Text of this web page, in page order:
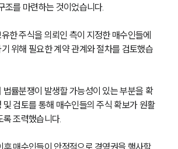
조를 마련하는 것이었습니다.
한 주식을 의뢰인 측이 지정한 매수인들에
위해 필요한 계약 관계와 절차를 검토했습
법률분쟁이 발생할 가능성이 있는 부분을 확
및 검토를 통해 매수인들의 주식 확보가 원활
조력했습니다.